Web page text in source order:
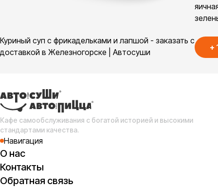
Куриный суп с фрикадельками и лапшой - заказать с
доставкой в Железногорске | Автосуши
+
Кафе самообслуживания с богатой историей и высокими
стандартами качества.
Навигация
О нас
Контакты
Обратная связь